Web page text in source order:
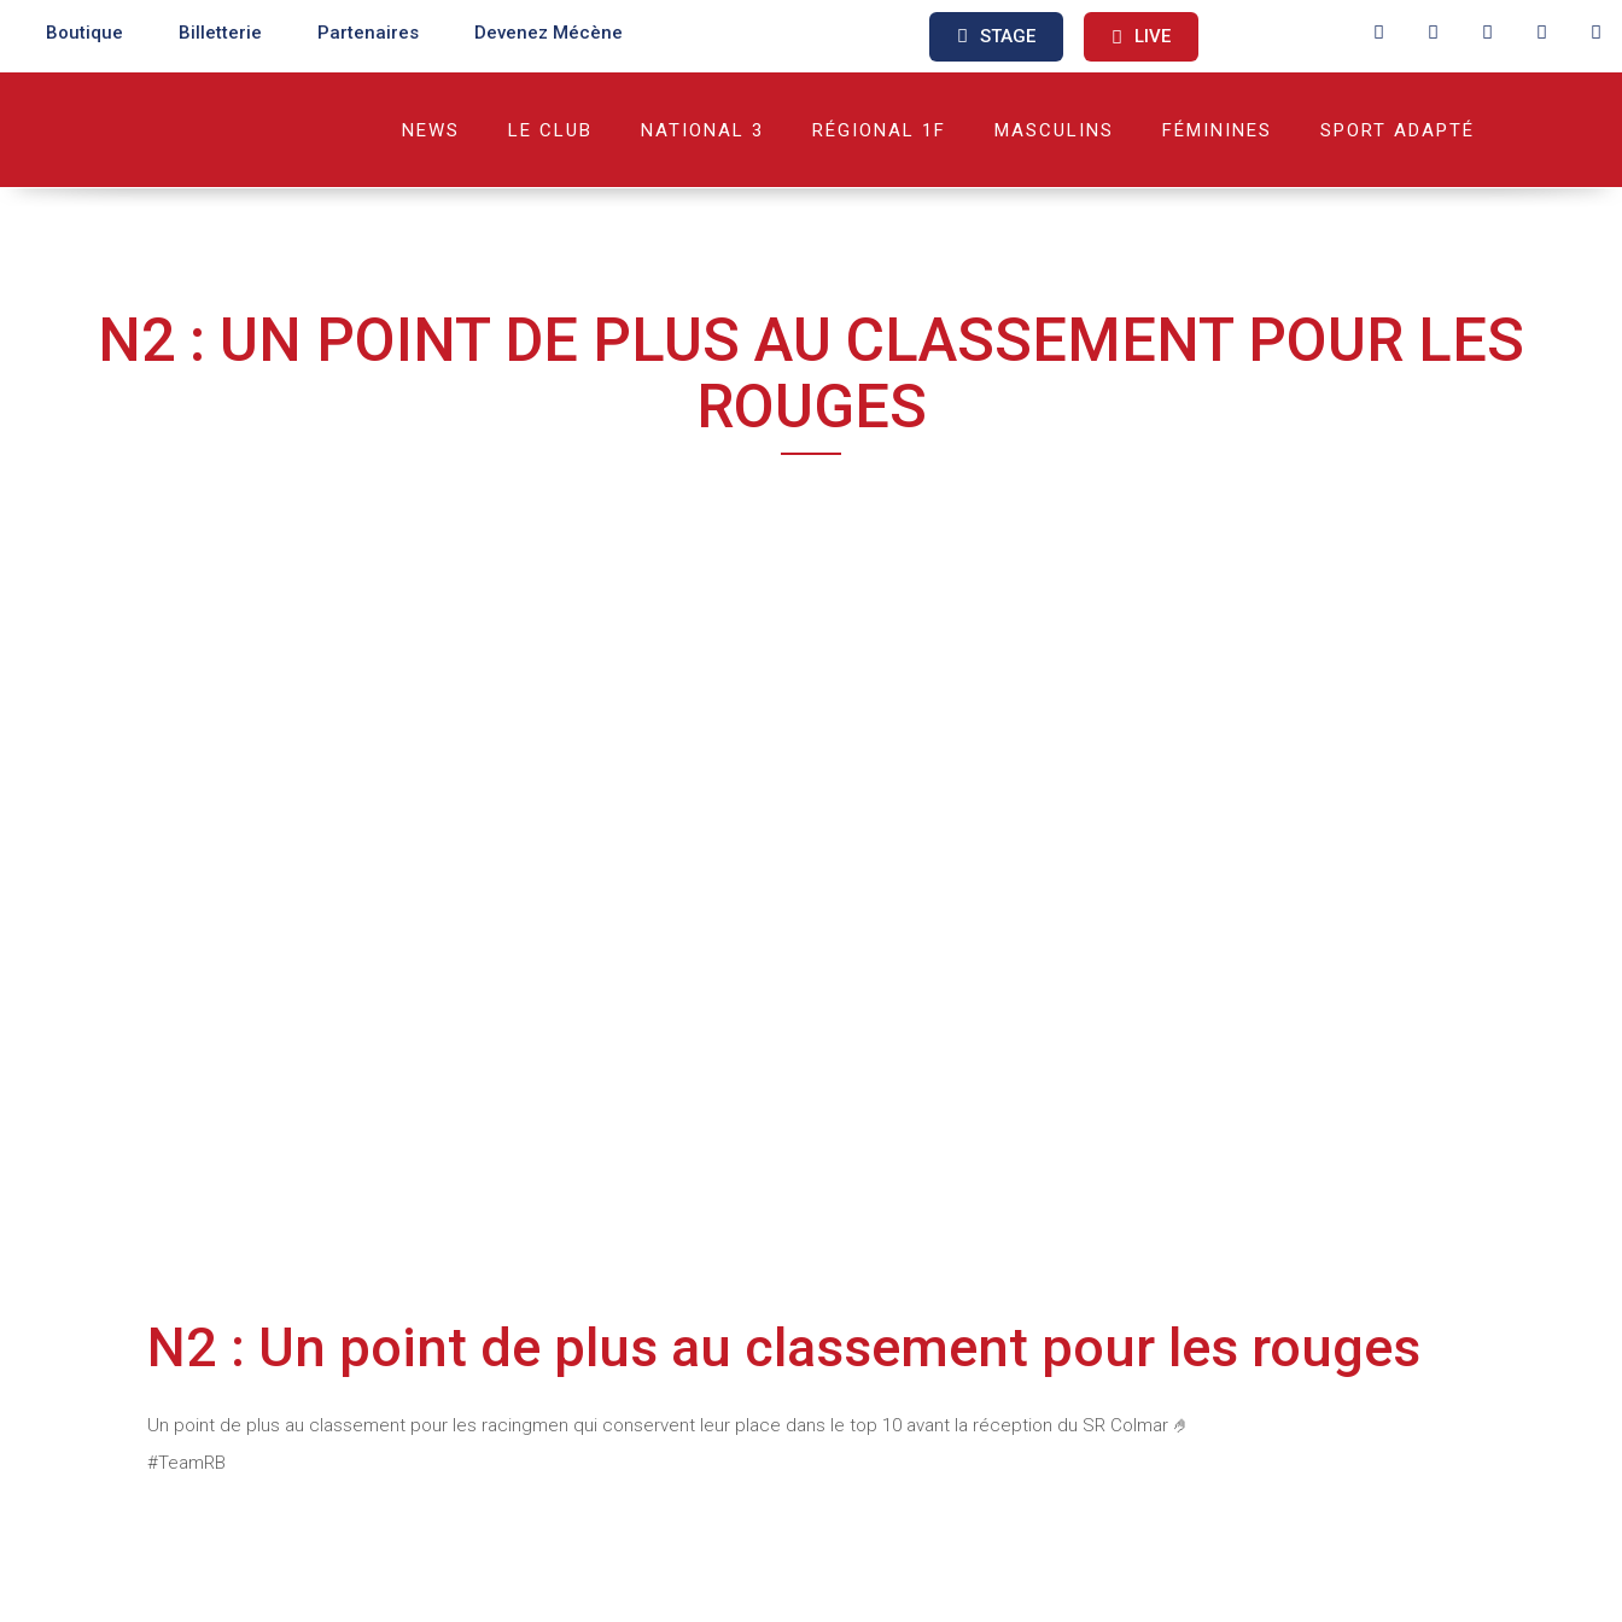
Boutique Billetterie Partenaires Devenez Mécène STAGE LIVE
NEWS LE CLUB NATIONAL 3 RÉGIONAL 1F MASCULINS FÉMININES SPORT ADAPTÉ
N2 : UN POINT DE PLUS AU CLASSEMENT POUR LES
ROUGES
N2 : Un point de plus au classement pour les rouges
Un point de plus au classement pour les racingmen qui conservent leur place dans le top 10 avant la réception du SR Colmar 🤌
#TeamRB